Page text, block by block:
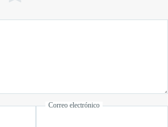
Correo electrónico